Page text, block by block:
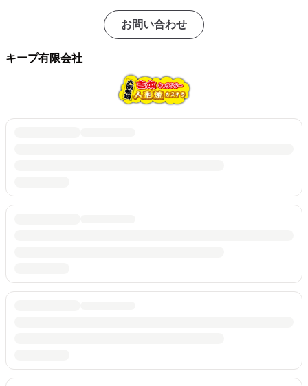
お問い合わせ
キープ有限会社